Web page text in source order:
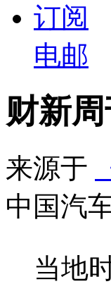
订阅
电邮
财新
来源于
中国汽
当地